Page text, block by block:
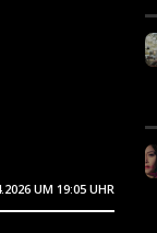
UM 19:05 UHR